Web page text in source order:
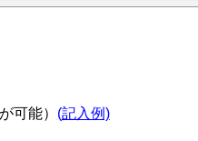
可能） (記入例)